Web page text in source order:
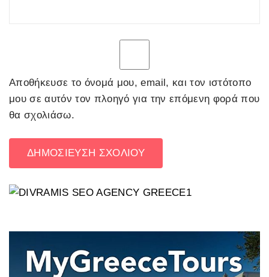
Αποθήκευσε το όνομά μου, email, και τον ιστότοπο
μου σε αυτόν τον πλοηγό για την επόμενη φορά που
θα σχολιάσω.